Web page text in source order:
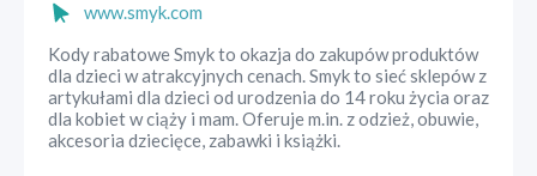
www.smyk.com
Kody rabatowe Smyk to okazja do zakupów produktów
dla dzieci w atrakcyjnych cenach. Smyk to sieć sklepów z
artykułami dla dzieci od urodzenia do 14 roku życia oraz
dla kobiet w ciąży i mam. Oferuje m.in. z odzież, obuwie,
akcesoria dziecięce, zabawki i książki.